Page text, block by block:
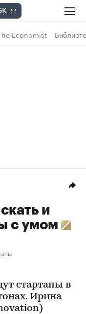
Economist
и
с умом
стартапы в
Ирина